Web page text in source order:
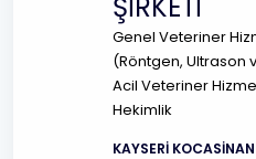
Genel Veteriner
(Röntgen, Ultrason
Acil Veteriner
Hekimlik
KAYSERİ KOCASİNAN